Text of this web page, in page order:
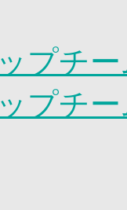
プチ
プチ